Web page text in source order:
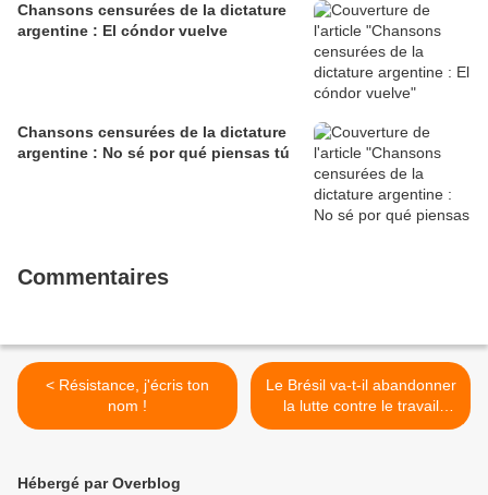
Chansons censurées de la dictature
argentine : El cóndor vuelve
Chansons censurées de la dictature
argentine : No sé por qué piensas tú
Commentaires
< Résistance, j'écris ton
nom !
Le Brésil va-t-il abandonner
la lutte contre le travail
esclave ? >
Hébergé par Overblog